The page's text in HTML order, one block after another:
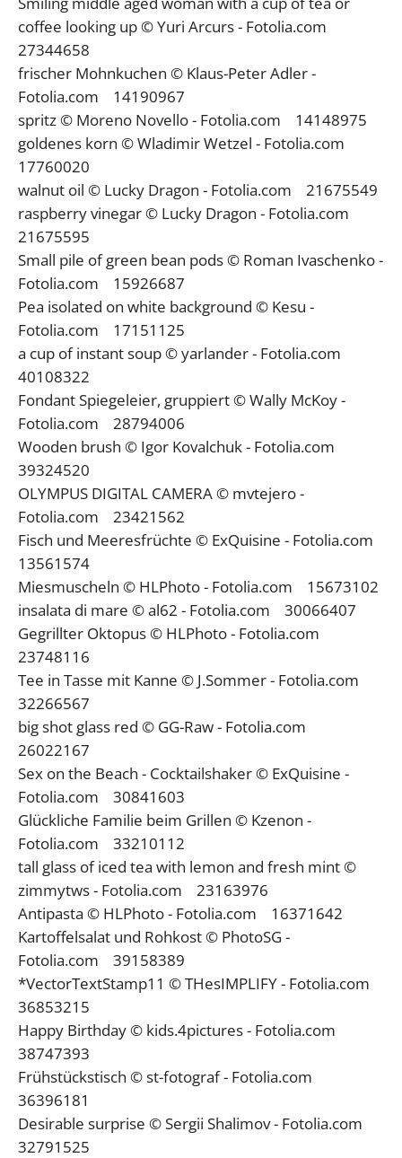
coffee looking up © Yuri Arcurs - Fotolia.com
27344658
frischer Mohnkuchen © Klaus-Peter Adler -
Fotolia.com 14190967
spritz © Moreno Novello - Fotolia.com 14148975
goldenes korn © Wladimir Wetzel - Fotolia.com
17760020
walnut oil © Lucky Dragon - Fotolia.com 21675549
raspberry vinegar © Lucky Dragon - Fotolia.com
21675595
Small pile of green bean pods © Roman Ivaschenko -
Fotolia.com 15926687
Pea isolated on white background © Kesu -
Fotolia.com 17151125
a cup of instant soup © yarlander - Fotolia.com
40108322
Fondant Spiegeleier, gruppiert © Wally McKoy -
Fotolia.com 28794006
Wooden brush © Igor Kovalchuk - Fotolia.com
39324520
OLYMPUS DIGITAL CAMERA © mvtejero -
Fotolia.com 23421562
Fisch und Meeresfrüchte © ExQuisine - Fotolia.com
13561574
Miesmuscheln © HLPhoto - Fotolia.com 15673102
insalata di mare © al62 - Fotolia.com 30066407
Gegrillter Oktopus © HLPhoto - Fotolia.com
23748116
Tee in Tasse mit Kanne © J.Sommer - Fotolia.com
32266567
big shot glass red © GG-Raw - Fotolia.com
26022167
Sex on the Beach - Cocktailshaker © ExQuisine -
Fotolia.com 30841603
Glückliche Familie beim Grillen © Kzenon -
Fotolia.com 33210112
tall glass of iced tea with lemon and fresh mint ©
zimmytws - Fotolia.com 23163976
Antipasta © HLPhoto - Fotolia.com 16371642
Kartoffelsalat und Rohkost © PhotoSG -
Fotolia.com 39158389
*VectorTextStamp11 © THesIMPLIFY - Fotolia.com
36853215
Happy Birthday © kids.4pictures - Fotolia.com
38747393
Frühstückstisch © st-fotograf - Fotolia.com
36396181
Desirable surprise © Sergii Shalimov - Fotolia.com
32791525